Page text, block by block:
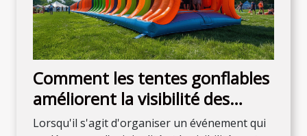
Comment les tentes gonflables
améliorent la visibilité des
événements
Lorsqu'il s'agit d'organiser un événement qui